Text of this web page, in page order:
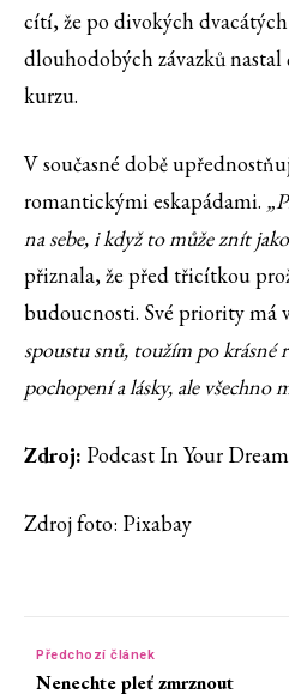
cítí, že po divokých
dlouhodobých závazků
kurzu.
V současné době
romantickými eskapádami.
na sebe, i když to může znít
přiznala, že před třicítkou
budoucnosti. Své priority má
spoustu snů, toužím po krásné
pochopení a lásky, ale všechno
Zdroj: Podcast In Your
Zdroj foto: Pixabay
Předchozí článek
Nenechte pleť zmrznout